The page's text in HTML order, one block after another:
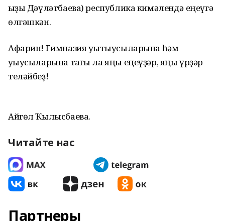
ҡыҙы Дәүләтбаева) республика кимәлендә еңеүгә
өлгәшкән.
Афарин! Гимназия уҡытыусыларына һәм
уҡыусыларына тағы ла яңы еңеүҙәр, яңы үрҙәр
теләйбеҙ!
Айгөл Ҡылысбаева.
Читайте нас
Партнеры